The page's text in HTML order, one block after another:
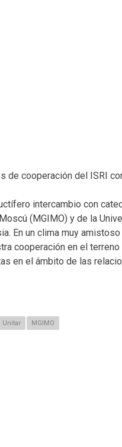
de cooperación del ISRI
intercambio con
(MGIMO) y de la
En un clima muy
cooperación en el
en el ámbito de las
Unitar MGIMO